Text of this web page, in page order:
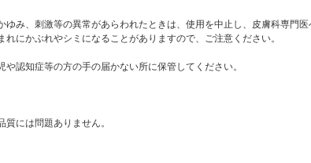
み、刺激等の異常があらわれたときは、使用を中止し、皮膚科専門医
にかぶれやシミになることがありますので、ご注意ください。
認知症等の方の手の届かない所に保管してください。
には問題ありません。